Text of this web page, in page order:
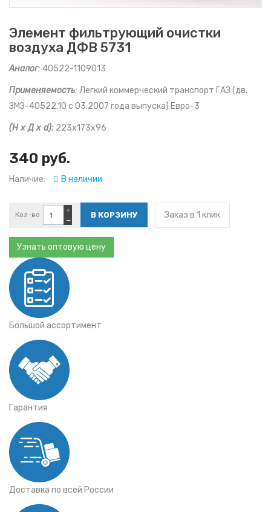
Элемент фильтрующий очистки
воздуха ДФВ 5731
Аналог: 40522-1109013
Применяемость: Легкий коммерческий транспорт ГАЗ (дв.
ЗМЗ-40522.10 с 03.2007 года выпуска) Евро-3
(Н х Д х d): 223х173х96
340 руб.
Наличие: В наличии
Кол-во
−
+ Заказ в 1 клик
Узнать оптовую цену
Большой ассортимент
Гарантия
Доставка по всей России